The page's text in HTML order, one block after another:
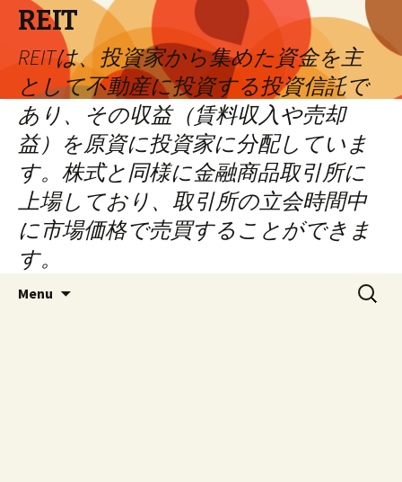
REIT
REITは、投資家から集めた資金を主
として不動産に投資する投資信託で
あり、その収益（賃料収入や売却
益）を原資に投資家に分配していま
す。株式と同様に金融商品取引所に
上場しており、取引所の立会時間中
に市場価格で売買することができま
す。
Menu
Search
for: